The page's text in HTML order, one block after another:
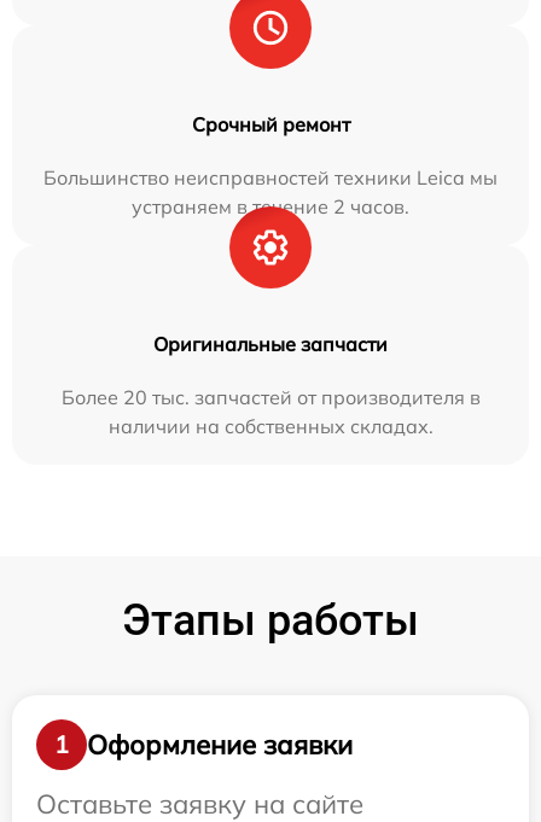
Срочный ремонт
Большинство неисправностей техники Leica мы
устраняем в течение 2 часов.
Оригинальные запчасти
Более 20 тыс. запчастей от производителя в
наличии на собственных складах.
Этапы работы
1
Оформление заявки
Оставьте заявку на сайте